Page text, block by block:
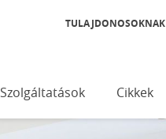
Szolgáltatások Cikkek
TULAJDONOSOKNAK